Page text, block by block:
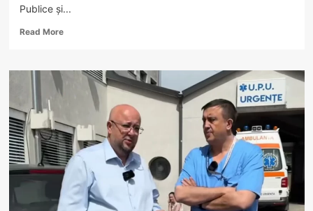
Publice și...
Read MoreRead
Investiții
de
amploare
cartierul
Rahova
al
municipiului
Drăgășani